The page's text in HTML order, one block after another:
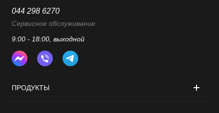
ПРОДУКТЫ
044 298 6270
Сервисное обслуживание
9:00 - 18:00, выходной